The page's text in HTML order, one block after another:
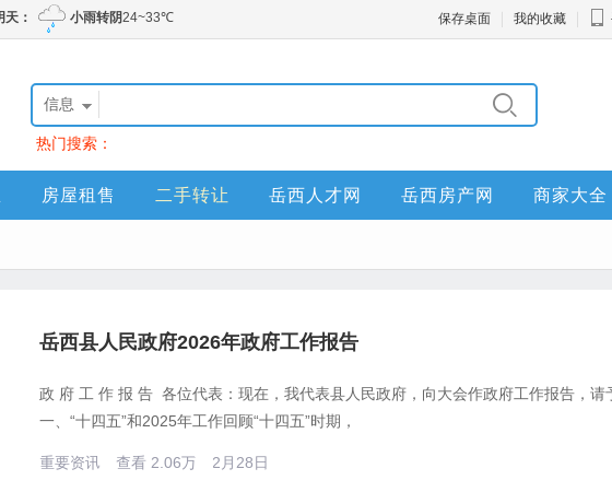
保存桌面 我的收藏
信息
热门搜索：
房屋租售 二手转让 岳西人才网 岳西房产网 商家大全
岳西县人民政府2026年政府工作报告
政 府 工 作 报 告 各位代表：现在，我代表县人民政府，向大会作政府工作报告，请
一、“十四五”和2025年工作回顾“十四五”时期，
重要资讯 查看 2.06万 2月28日